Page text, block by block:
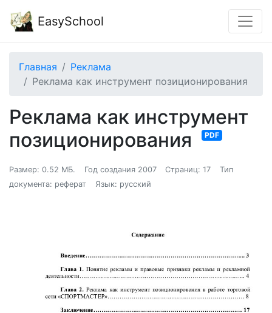
EasySchool
Главная
Реклама
Реклама как инструмент позиционирования
Реклама как инструмент
позиционирования
PDF
Размер: 0.52 МБ. Год создания 2007 Страниц: 17
Тип
документа: реферат
Язык: русский